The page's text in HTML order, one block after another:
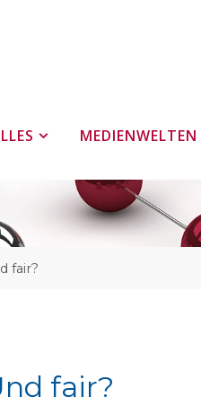
MEDIENWELTEN
fair?
fair?